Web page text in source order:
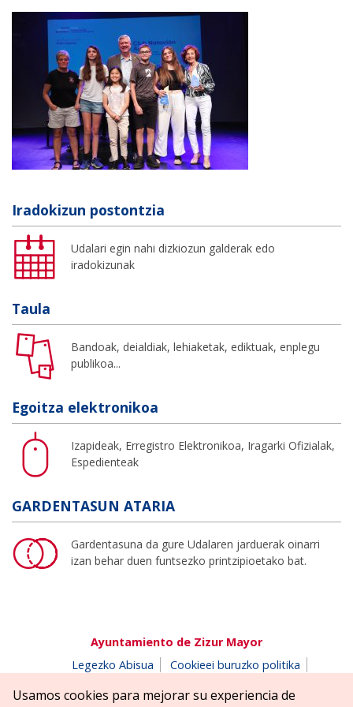
Iradokizun postontzia
Udalari egin nahi dizkiozun galderak edo
iradokizunak
Taula
Bandoak, deialdiak, lehiaketak, ediktuak, enplegu
publikoa...
Egoitza elektronikoa
Izapideak, Erregistro Elektronikoa, Iragarki Ofizialak,
Espedienteak
GARDENTASUN ATARIA
Gardentasuna da gure Udalaren jarduerak oinarri
izan behar duen funtsezko printzipioetako bat.
Ayuntamiento de Zizur Mayor
Legezko Abisua
Cookieei buruzko politika
Salaketen postontzia
Usamos cookies para mejorar su experiencia de